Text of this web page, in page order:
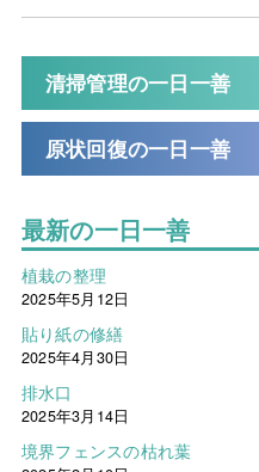
清掃管理の一日一善
原状回復の一日一善
最新の一日一善
植栽の整理
2025年5月12日
貼り紙の修繕
2025年4月30日
排水口
2025年3月14日
境界フェンスの枯れ葉